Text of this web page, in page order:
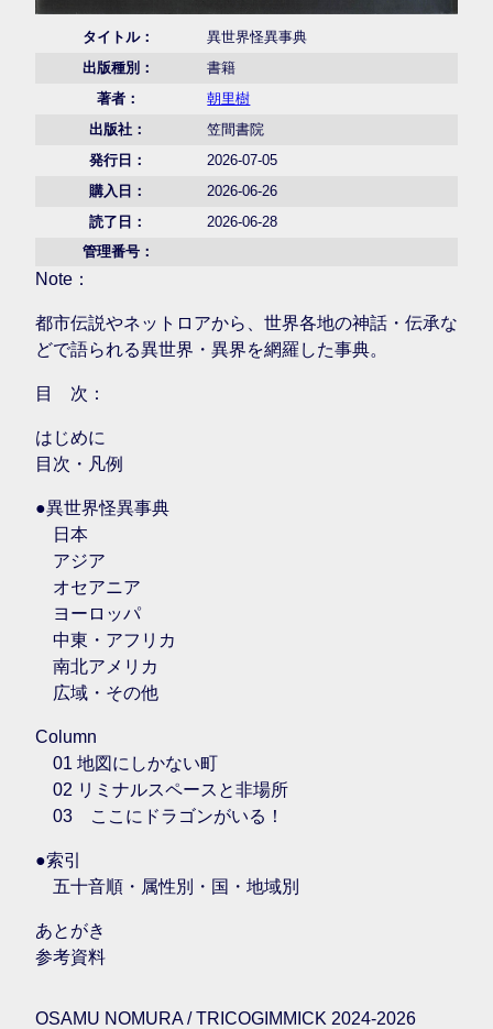
タイトル：
異世界怪異事典
出版種別：
書籍
著者：
朝里樹
出版社：
笠間書院
発行日：
2026-07-05
購入日：
2026-06-26
読了日：
2026-06-28
管理番号：
Note：
都市伝説やネットロアから、世界各地の神話・伝承な
どで語られる異世界・異界を網羅した事典。
目 次：
はじめに
目次・凡例
●異世界怪異事典
日本
アジア
オセアニア
ヨーロッパ
中東・アフリカ
南北アメリカ
広域・その他
Column
01 地図にしかない町
02 リミナルスペースと非場所
03 ここにドラゴンがいる！
●索引
五十音順・属性別・国・地域別
あとがき
参考資料
OSAMU NOMURA / TRICOGIMMICK 2024-2026